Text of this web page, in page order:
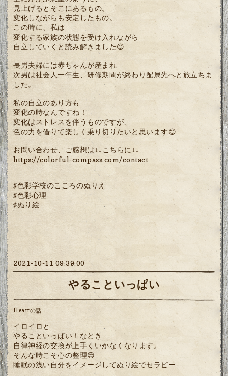
見上げるとそこにあるもの。
変化しながらも安定したもの。
この時に、私は
変化する家族の状態を受け入れながら
自立していくと読み解きました😊
長男夫婦には赤ちゃんが産まれ
次男は社会人一年生、研修期間が終わり配属先へと旅立ちま
した。
私の自立のあり方も
変化の時なんですね！
変化はストレスを伴うものですが、
色の力を借りて楽しく乗り切りたいと思います😊
お問い合わせ、ご感想は↓↓こちらに↓↓
https://colorful-compass.com/contact
♯色彩学校のこころのぬりえ
♯色彩心理
♯ぬり絵
2021-10-11 09:39:00
やることいっぱい
Heartの話
イロイロと
やることいっぱい！なとき
自律神経の交換が上手くいかなくなります。
そんな時こそ心の整理😊
睡眠の浅い自分をイメージしてぬり絵でセラピー